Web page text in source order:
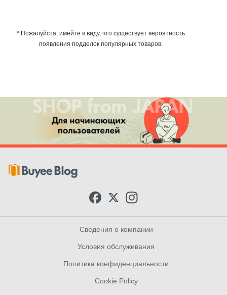
* Пожалуйста, имейте в виду, что существует вероятность
появления подделок популярных товаров.
e
o
k
X
t
g
a
Сведения о компании
Условия обслуживания
Политика конфиденциальности
Cookie Policy